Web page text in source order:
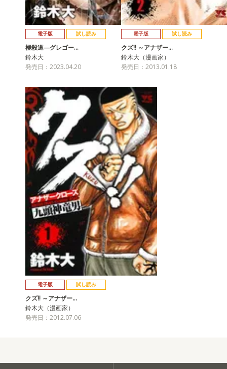
電子版 試し読み
極殺道―グレゴー…
鈴木大
発売日：2023.04.20
電子版 試し読み
クズ!! ～アナザー…
鈴木大（漫画家）
発売日：2013.01.18
電子版 試し読み
クズ!! ～アナザー…
鈴木大（漫画家）
発売日：2012.07.06